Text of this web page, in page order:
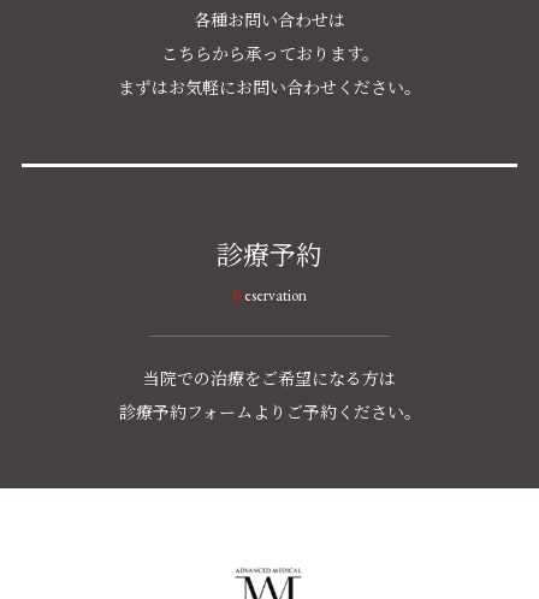
各種お問い合わせは
こちらから承っております。
まずはお気軽にお問い合わせください。
診療予約
Reservation
当院での治療をご希望になる方は
診療予約フォームよりご予約ください。